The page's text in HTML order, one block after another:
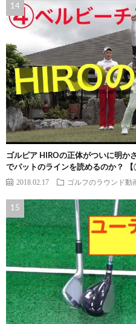
ゴルピア HIROの正体がついに明か
でパットのラインを読めるのか？
2018.02.17 ゴルフのラウンド動